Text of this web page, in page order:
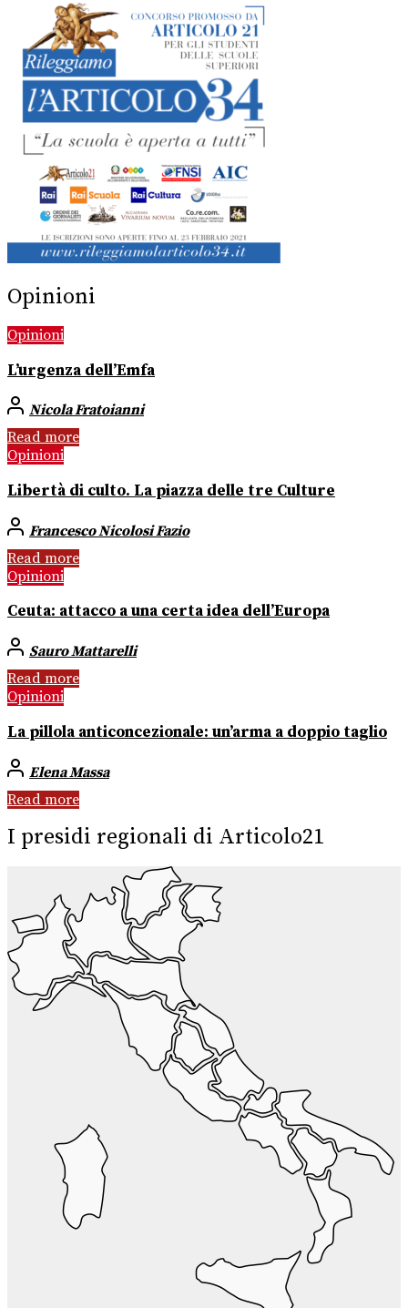
Opinioni
Opinioni
L’urgenza dell’Emfa
Nicola Fratoianni
Read more
Opinioni
Libertà di culto. La piazza delle tre Culture
Francesco Nicolosi Fazio
Read more
Opinioni
Ceuta: attacco a una certa idea dell’Europa
Sauro Mattarelli
Read more
Opinioni
La pillola anticoncezionale: un’arma a doppio taglio
Elena Massa
Read more
I presidi regionali di Articolo21